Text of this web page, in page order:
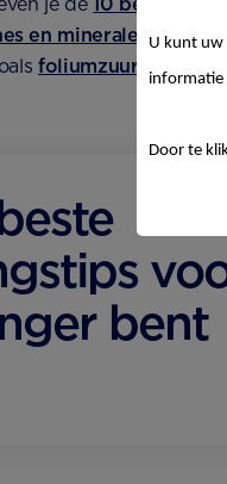
en mineralenhebben
foliumzuur
bent
U kunt uw
informatie
Door te